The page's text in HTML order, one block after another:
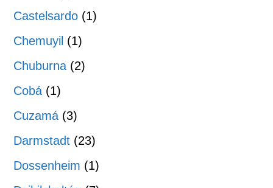
Castelsardo (1)
Chemuyil (1)
Chuburna (2)
Cobá (1)
Cuzamá (3)
Darmstadt (23)
Dossenheim (1)